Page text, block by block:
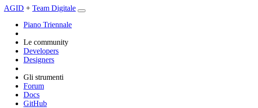
AGID + Team Digitale
Piano Triennale
Le community
Developers
Designers
Gli strumenti
Forum
Docs
GitHub